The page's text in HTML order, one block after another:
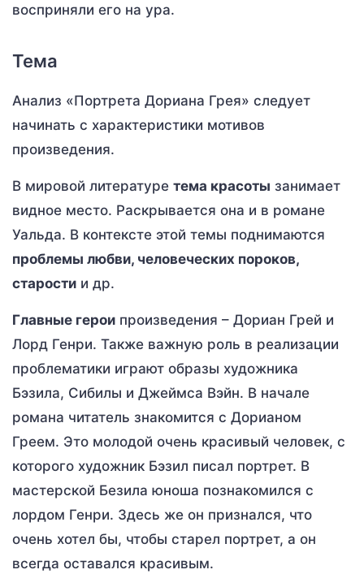
восприняли его на ура.
Тема
Анализ «Портрета Дориана Грея» следует
начинать с характеристики мотивов
произведения.
В мировой литературе тема красоты занимает
видное место. Раскрывается она и в романе
Уальда. В контексте этой темы поднимаются
проблемы любви, человеческих пороков,
старости и др.
Главные герои произведения – Дориан Грей и
Лорд Генри. Также важную роль в реализации
проблематики играют образы художника
Бэзила, Сибилы и Джеймса Вэйн. В начале
романа читатель знакомится с Дорианом
Греем. Это молодой очень красивый человек, с
которого художник Бэзил писал портрет. В
мастерской Безила юноша познакомился с
лордом Генри. Здесь же он признался, что
очень хотел бы, чтобы старел портрет, а он
всегда оставался красивым.